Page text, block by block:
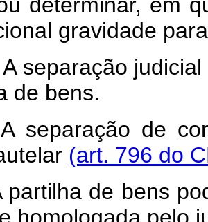
gravidade
A separação
de bens.
separação de
(art. 796 do
partilha de bens